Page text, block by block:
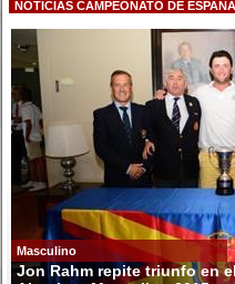
NOTICIAS CAMPEONATO DE
Masculino
Jon Rahm repite triunfo en